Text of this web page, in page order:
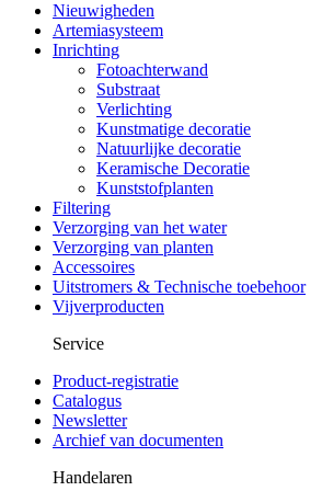
Nieuwigheden
Artemiasysteem
Inrichting
Fotoachterwand
Substraat
Verlichting
Kunstmatige decoratie
Natuurlijke decoratie
Keramische Decoratie
Kunststofplanten
Filtering
Verzorging van het water
Verzorging van planten
Accessoires
Uitstromers & Technische toebehoor
Vijverproducten
Service
Product-registratie
Catalogus
Newsletter
Archief van documenten
Handelaren